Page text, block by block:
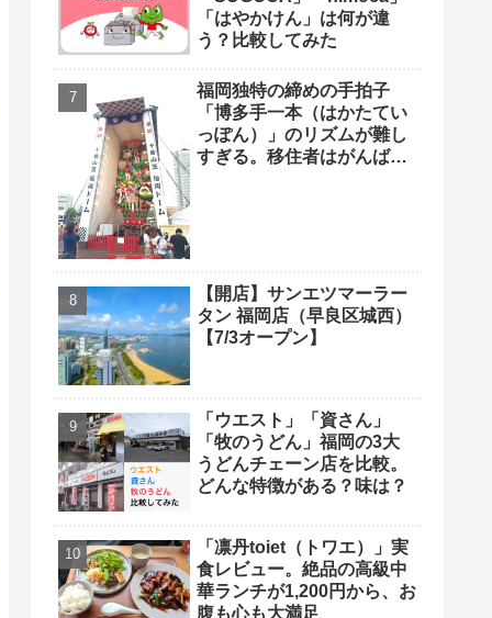
「はやかけん」は何が違
う？比較してみた
福岡独特の締めの手拍子
「博多手一本（はかたてい
っぽん）」のリズムが難し
すぎる。移住者はがんばっ
【開店】サンエツマーラー
タン 福岡店（早良区城西）
【7/3オープン】
「ウエスト」「資さん」
「牧のうどん」福岡の3大
うどんチェーン店を比較。
どんな特徴がある？味は？
「凛丹toiet（トワエ）」実
食レビュー。絶品の高級中
華ランチが1,200円から、お
腹も心も大満足